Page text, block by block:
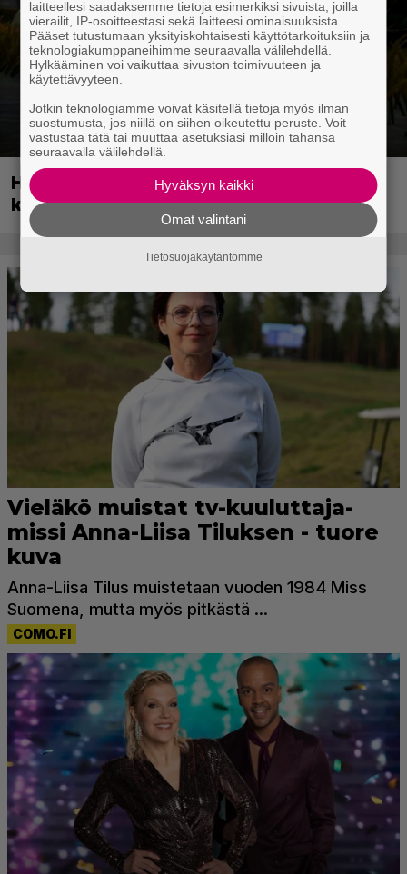
Huippusuosittu Soturikissat-kirjasarja
kääntyy videopeliksi
laitteellesi saadaksemme tietoja esimerkiksi sivuista, joilla
vierailit, IP-osoitteestasi sekä laitteesi ominaisuuksista.
Pääset tutustumaan yksityiskohtaisesti käyttötarkoituksiin ja
teknologiakumppaneihimme seuraavalla välilehdellä.
Hylkääminen voi vaikuttaa sivuston toimivuuteen ja
käytettävyyteen.
Jotkin teknologiamme voivat käsitellä tietoja myös ilman
suostumusta, jos niillä on siihen oikeutettu peruste. Voit
vastustaa tätä tai muuttaa asetuksiasi milloin tahansa
seuraavalla välilehdellä.
Hyväksyn kaikki
Omat valintani
Tietosuojakäytäntömme